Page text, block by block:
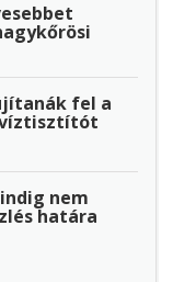
fel a
nem
határa